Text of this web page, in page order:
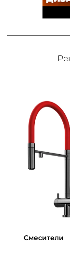
Смесители